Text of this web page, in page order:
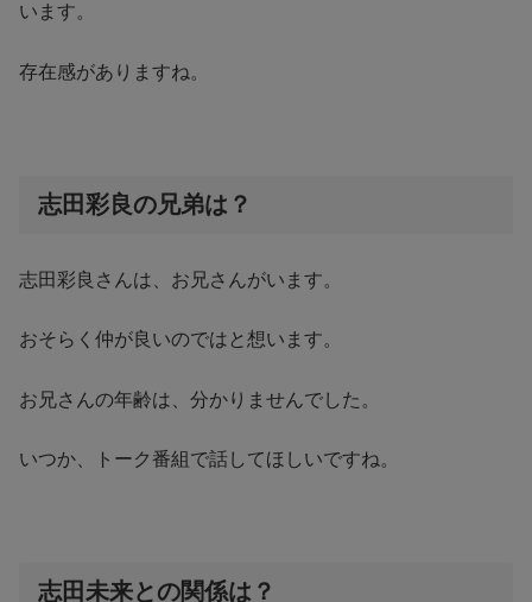
います。
存在感がありますね。
志田彩良の兄弟は？
志田彩良さんは、お兄さんがいます。
おそらく仲が良いのではと想います。
お兄さんの年齢は、分かりませんでした。
いつか、トーク番組で話してほしいですね。
志田未来との関係は？